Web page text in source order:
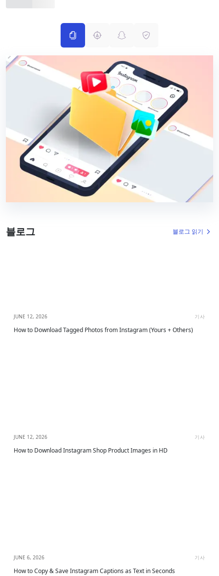
블로그 블로그 읽기
JUNE 12, 2026 기사
How to Download Tagged Photos from Instagram (Yours + Others)
JUNE 12, 2026 기사
How to Download Instagram Shop Product Images in HD
JUNE 6, 2026 기사
How to Copy & Save Instagram Captions as Text in Seconds